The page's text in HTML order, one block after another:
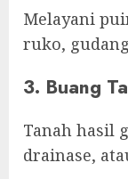
Melayani
ruko,
3. Buang
Tanah hasil
drainase,